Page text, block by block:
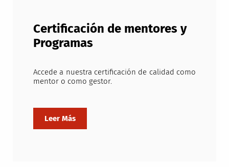
Certificación de mentores y
Programas
Accede a nuestra certificación de calidad como
mentor o como gestor.